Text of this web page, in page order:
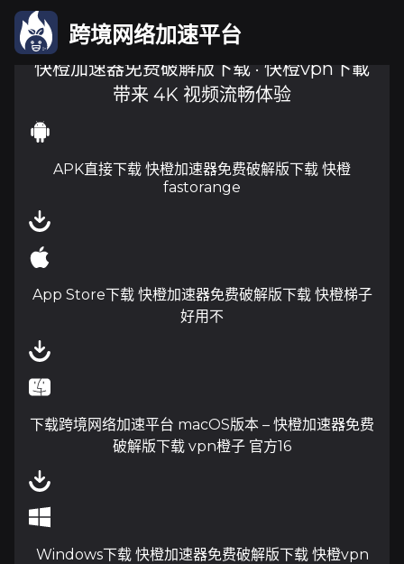
跨境网络加速平台
快橙加速器免费破解版下载 · 快橙vpn下載
带来 4K 视频流畅体验
APK直接下载 快橙加速器免费破解版下载 快橙
fastorange
App Store下载 快橙加速器免费破解版下载 快橙梯子
好用不
下载跨境网络加速平台 macOS版本 – 快橙加速器免费
破解版下载 vpn橙子 官方16
Windows下载 快橙加速器免费破解版下载 快橙vpn